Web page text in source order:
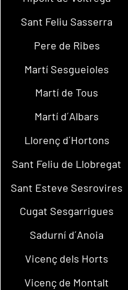
Sant Feliu Sasserra
Pere de Ribes
Martí Sesgueioles
Martí de Tous
Martí d´Albars
Llorenç d´Hortons
Sant Feliu de Llobregat
Sant Esteve Sesrovires
Cugat Sesgarrigues
Sadurní d´Anoia
Vicenç dels Horts
Vicenç de Montalt